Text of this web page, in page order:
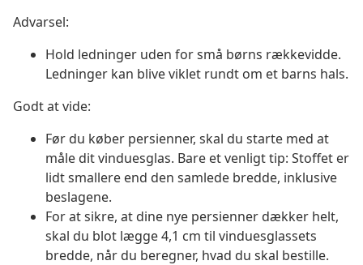
Advarsel:
Hold ledninger uden for små børns rækkevidde.
Ledninger kan blive viklet rundt om et barns hals.
Godt at vide:
Før du køber persienner, skal du starte med at
måle dit vinduesglas. Bare et venligt tip: Stoffet er
lidt smallere end den samlede bredde, inklusive
beslagene.
For at sikre, at dine nye persienner dækker helt,
skal du blot lægge 4,1 cm til vinduesglassets
bredde, når du beregner, hvad du skal bestille.